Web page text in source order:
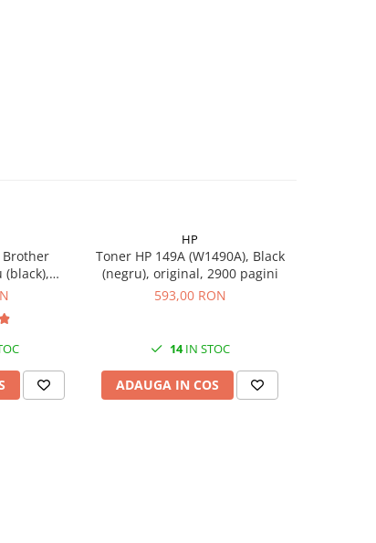
Brother
(black),
108 ml
HP
Toner HP 149A (W1490A), Black
(negru), original, 2900 pagini
593,00 RON
14IN STOC
ADAUGA IN COS